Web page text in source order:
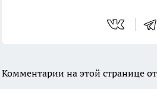
Комментарии на этой странице